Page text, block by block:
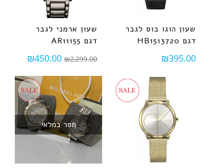
שעון הוגו בוס לגבר
דגם HB1513720
₪395.00
שעון ארמני לגבר
דגם AR11155
₪2,299.00
₪450.00
חסר במלאי